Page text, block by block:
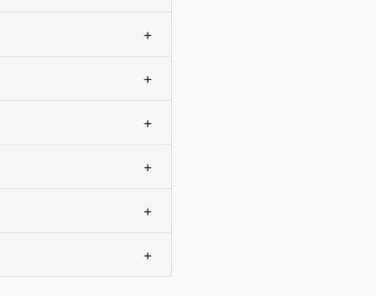
+
+
+
+
+
+